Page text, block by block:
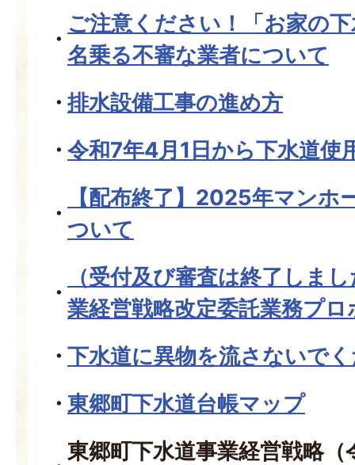
ご注意ください！「お家の
名乗る不審な業者について
排水設備工事の進め方
令和7年4月1日から下水道使
【配布終了】2025年マンホ
ついて
（受付及び審査は終了しま
業経営戦略改定委託業務プ
下水道に異物を流さないで
東郷町下水道台帳マップ
東郷町下水道事業経営戦略